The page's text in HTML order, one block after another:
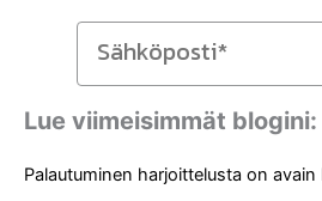
Lue viimeisimmät blogini:
Palautuminen harjoittelusta on